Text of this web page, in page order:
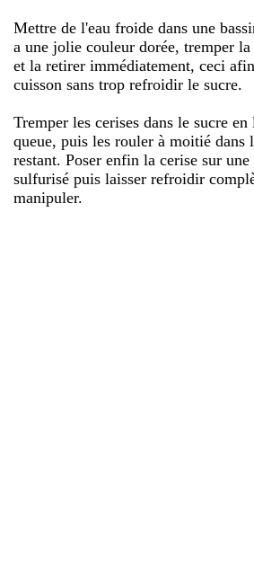
Mettre de l'eau froide dans une
a une jolie couleur dorée, tremper la
et la retirer immédiatement, ceci
cuisson sans trop refroidir le sucre.
Tremper les cerises dans le sucre en
queue, puis les rouler à moitié dans
restant. Poser enfin la cerise sur
sulfurisé puis laisser refroidir
manipuler.